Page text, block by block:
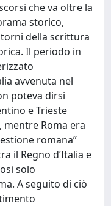
che va oltre la
storico,
della scrittura
Il periodo in
avvenuta nel
poteva dirsi
e Trieste
mentre Roma era
romana”
il Regno d’Italia e
solo
A seguito di ciò